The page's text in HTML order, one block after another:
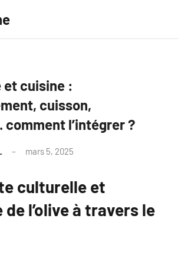
et cuisine :
cuisson,
l’intégrer ?
mars 5, 2025
culturelle et
l’olive à travers le